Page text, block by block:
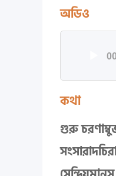
অডিও
কথা
গুরু